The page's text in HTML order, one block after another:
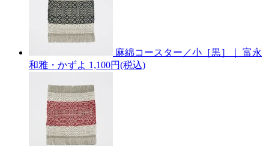
麻綿コースター／小［黒］｜ 富永
和雅・かずよ 1,100円(税込)